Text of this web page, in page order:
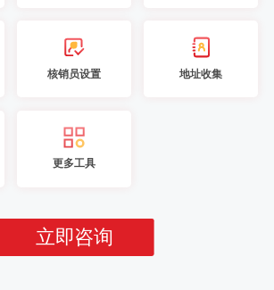
核销员设置 地址收集
更多工具
立即咨询